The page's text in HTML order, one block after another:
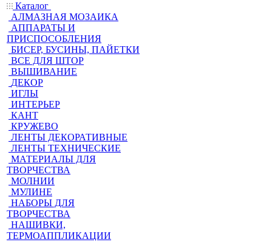
Каталог
АЛМАЗНАЯ МОЗАИКА
АППАРАТЫ И
ПРИСПОСОБЛЕНИЯ
БИСЕР, БУСИНЫ, ПАЙЕТКИ
ВСЕ ДЛЯ ШТОР
ВЫШИВАНИЕ
ДЕКОР
ИГЛЫ
ИНТЕРЬЕР
КАНТ
КРУЖЕВО
ЛЕНТЫ ДЕКОРАТИВНЫЕ
ЛЕНТЫ ТЕХНИЧЕСКИЕ
МАТЕРИАЛЫ ДЛЯ
ТВОРЧЕСТВА
МОЛНИИ
МУЛИНЕ
НАБОРЫ ДЛЯ
ТВОРЧЕСТВА
НАШИВКИ,
ТЕРМОАППЛИКАЦИИ